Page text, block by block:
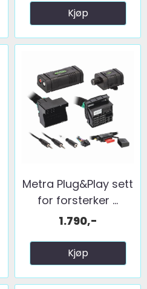
Kjøp
Metra Plug&Play sett
for forsterker ...
1.790,-
Kjøp